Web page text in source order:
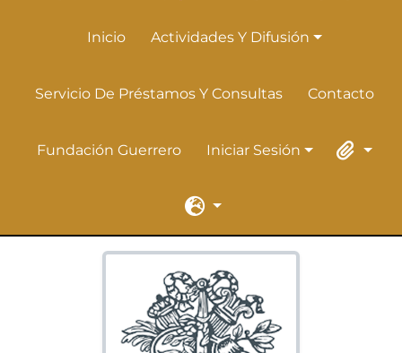
Inicio Actividades Y Difusión
Actividades Y Difusión
Servicio De Préstamos Y Consultas Contacto
Fundación Guerrero Iniciar Sesión
Iniciar Sesión
Idioma